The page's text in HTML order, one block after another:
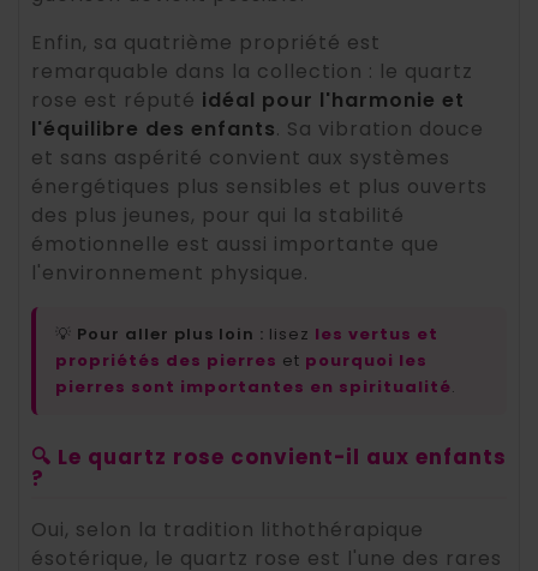
Enfin, sa quatrième propriété est
remarquable dans la collection : le quartz
rose est réputé idéal pour l'harmonie et
l'équilibre des enfants. Sa vibration douce
et sans aspérité convient aux systèmes
énergétiques plus sensibles et plus ouverts
des plus jeunes, pour qui la stabilité
émotionnelle est aussi importante que
l'environnement physique.
💡 Pour aller plus loin : lisez les vertus et
propriétés des pierres et pourquoi les
pierres sont importantes en spiritualité.
🔍 Le quartz rose convient-il aux enfants
?
Oui, selon la tradition lithothérapique
ésotérique, le quartz rose est l'une des rares